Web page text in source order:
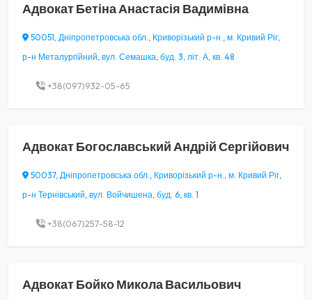
АдвокатБетіна Анастасія Вадимівна
50051, Дніпропетровська обл., Криворізький р-н., м. Кривий Ріг,
р-н Металургійний, вул. Семашка, буд. 3, літ. А, кв. 48
+38(097)932-05-65
АдвокатБогославський Андрій Сергійович
50037, Дніпропетровська обл., Криворізький р-н., м. Кривий Ріг,
р-н Тернівський, вул. Войчишена, буд. 6, кв. 1
+38(067)257-58-12
АдвокатБойко Микола Васильович